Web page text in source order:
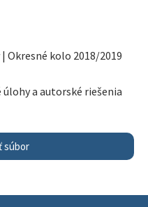
Okresné kolo 2018/2019
úlohy a autorské riešenia
súbor